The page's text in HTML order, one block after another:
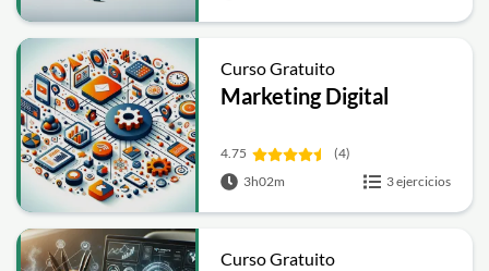
Curso Gratuito
Marketing Digital
4.75
(4)
3h02m
3 ejercicios
Curso Gratuito